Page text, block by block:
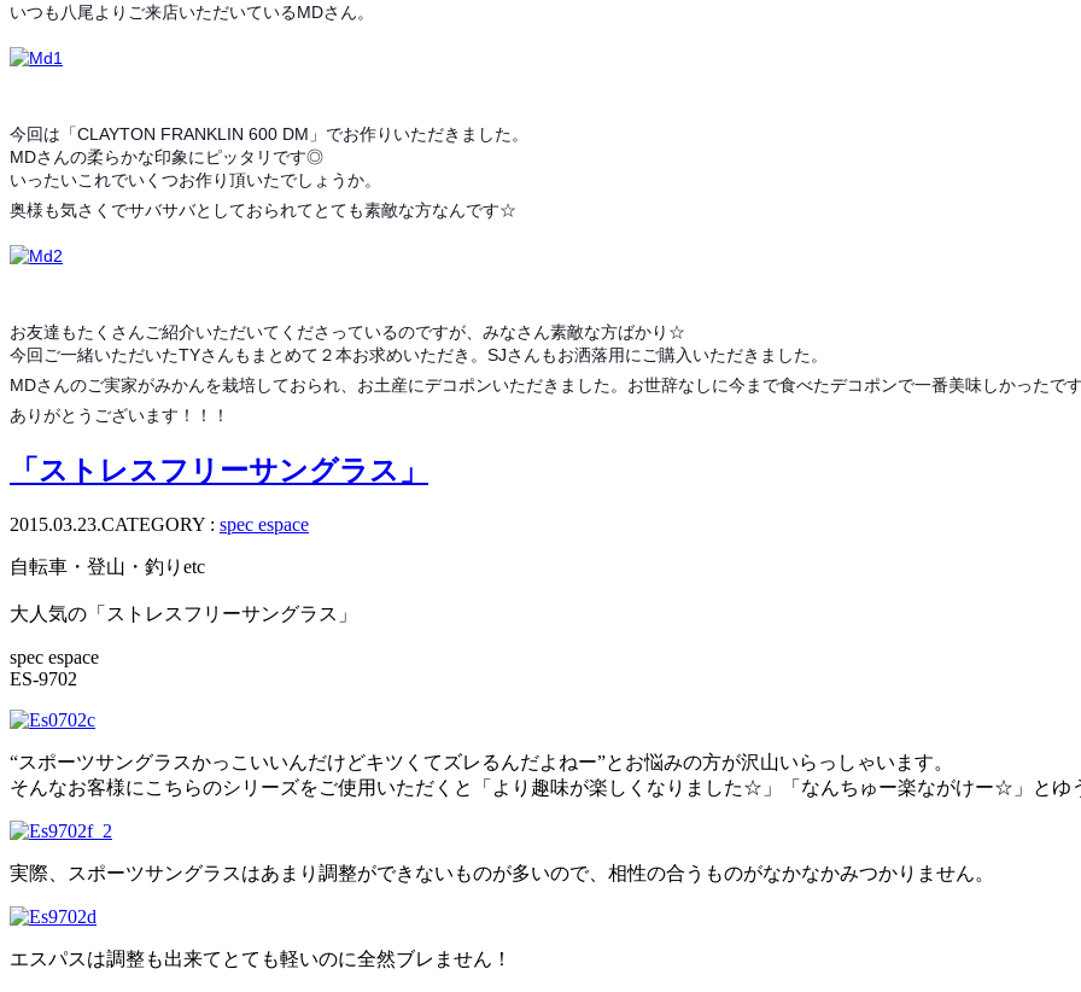
いつも八尾よりご来店いただいているMDさん。
今回は「CLAYTON FRANKLIN 600 DM」でお作りいただきました。
MDさんの柔らかな印象にピッタリです◎
いったいこれでいくつお作り頂いたでしょうか。
奥様も気さくでサバサバとしておられてとても素敵な方なんです☆
お友達もたくさんご紹介いただいてくださっているのですが、みなさん素敵な方ばかり☆
今回ご一緒いただいたTYさんもまとめて２本お求めいただき。SJさんもお洒落用にご購入いただきました。
MDさんのご実家がみかんを栽培しておられ、お土産にデコポンいただきました。お世辞なしに今まで食べたデコポンで一番美味しかったで
ありがとうございます！！！
「ストレスフリーサングラス」
2015.03.23.CATEGORY : spec espace
自転車・登山・釣りetc
大人気の「ストレスフリーサングラス」
spec espace
ES-9702
“スポーツサングラスかっこいいんだけどキツくてズレるんだよねー”とお悩みの方が沢山いらっしゃいます。
そんなお客様にこちらのシリーズをご使用いただくと「より趣味が楽しくなりました☆」「なんちゅー楽ながけー☆」とゆ
実際、スポーツサングラスはあまり調整ができないものが多いので、相性の合うものがなかなかみつかりません。
エスパスは調整も出来てとても軽いのに全然ブレません！